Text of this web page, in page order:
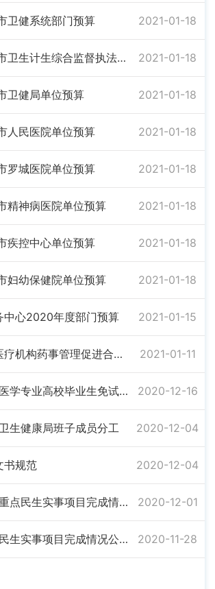
卫健系统部门预算 2021-01-18
2021年度汨罗市卫生计生综合监督执法局单位预算 2021-01-18
卫健局单位预算 2021-01-18
人民医院单位预算 2021-01-18
罗城医院单位预算 2021-01-18
精神病医院单位预算 2021-01-18
疾控中心单位预算 2021-01-18
妇幼保健院单位预算 2021-01-18
中心2020年度部门预算 2021-01-15
关于印发加强医疗机构药事管理促进合理用药的实施意见的通知 2021-01-11
汨罗市2020年医学专业高校毕业生免试申请乡村医生执业拟注册人员名单公示 2020-12-16
生健康局班子成员分工 2020-12-04
书规范 2020-12-04
汨罗市2020年重点民生实事项目完成情况公示（建制乡镇卫生院2名全科医生全覆盖） 2020-12-01
汨罗市2020年民生实事项目完成情况公示（村医参加养老保险情况） 2020-11-28